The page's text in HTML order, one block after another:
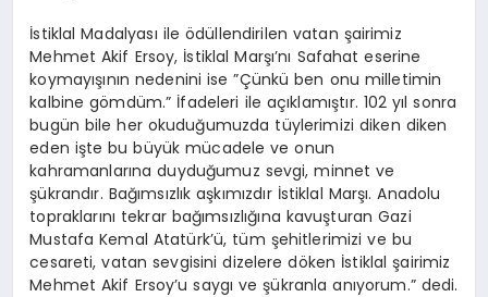
İstiklal Madalyası ile ödüllendirilen vatan şairimiz
Mehmet Akif Ersoy, İstiklal Marşı’nı Safahat eserine
koymayışının nedenini ise ”Çünkü ben onu milletimin
kalbine gömdüm.” İfadeleri ile açıklamıştır. 102 yıl sonra
bugün bile her okuduğumuzda tüylerimizi diken diken
eden işte bu büyük mücadele ve onun
kahramanlarına duyduğumuz sevgi, minnet ve
şükrandır. Bağımsızlık aşkımızdır İstiklal Marşı. Anadolu
topraklarını tekrar bağımsızlığına kavuşturan Gazi
Mustafa Kemal Atatürk’ü, tüm şehitlerimizi ve bu
cesareti, vatan sevgisini dizelere döken İstiklal şairimiz
Mehmet Akif Ersoy’u saygı ve şükranla anıyorum.” dedi.